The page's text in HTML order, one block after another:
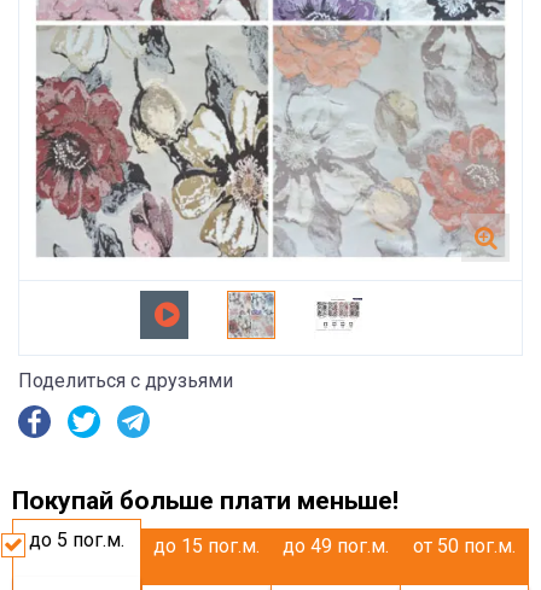
Поделиться с друзьями
Покупай больше плати меньше!
до 5 пог.м. до 15 пог.м. до 49 пог.м. от 50 пог.м.